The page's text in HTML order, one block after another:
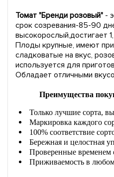
Томат "Бренди розовый"-
срок созревания-85-90
высокорослый,достигает
Плоды крупные, имеют
сладковатые на вкус,
используется для
Обладает отличными
Преимущества
Только лучшие сорта,
Маркировка каждого
100% соответствие
Бережная и целостная
Проверенные временем
Приживаемость в